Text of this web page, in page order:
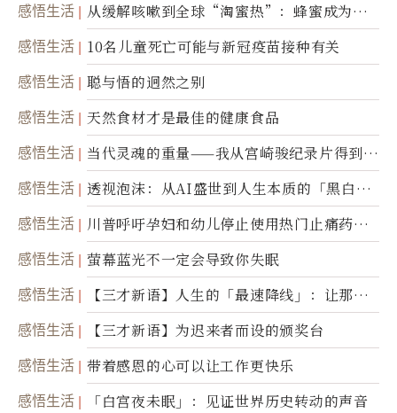
感悟生活
从缓解咳嗽到全球“淘蜜热”：蜂蜜成为健
康产业前沿商品
感悟生活 10名儿童死亡可能与新冠疫苗接种有关
感悟生活 聪与悟的迥然之别
感悟生活 天然食材才是最佳的健康食品
感悟生活
当代灵魂的重量——我从宫崎骏纪录片得到的
省思
感悟生活
透视泡沫：从AI盛世到人生本质的「黑白一
瞬」
感悟生活
川普呼吁孕妇和幼儿停止使用热门止痛药泰
诺
感悟生活 萤幕蓝光不一定会导致你失眠
感悟生活
【三才新语】人生的「最速降线」：让那道
光，带你滑向自己
感悟生活 【三才新语】为迟来者而设的颁奖台
感悟生活 带着感恩的心可以让工作更快乐
感悟生活 「白宫夜未眠」：见证世界历史转动的声音